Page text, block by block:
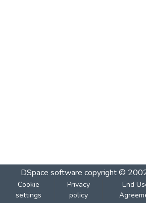
DSpace software copyright ©
Cookie
settings
Privacy
policy
End